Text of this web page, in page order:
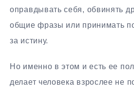
оправдывать себя, обвинять
общие фразы или принимать
за истину.
Но именно в этом и есть ее
делает человека взрослее не